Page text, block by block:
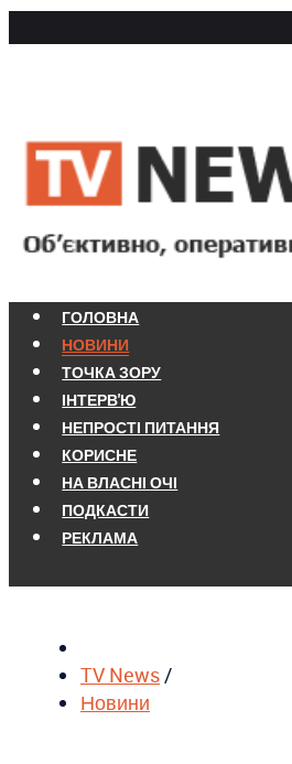
ГОЛОВНА
НОВИНИ
ТОЧКА ЗОРУ
ІНТЕРВ'Ю
НЕПРОСТІ ПИТАННЯ
КОРИСНЕ
НА ВЛАСНІ ОЧІ
ПОДКАСТИ
РЕКЛАМА
TV News/
Новини